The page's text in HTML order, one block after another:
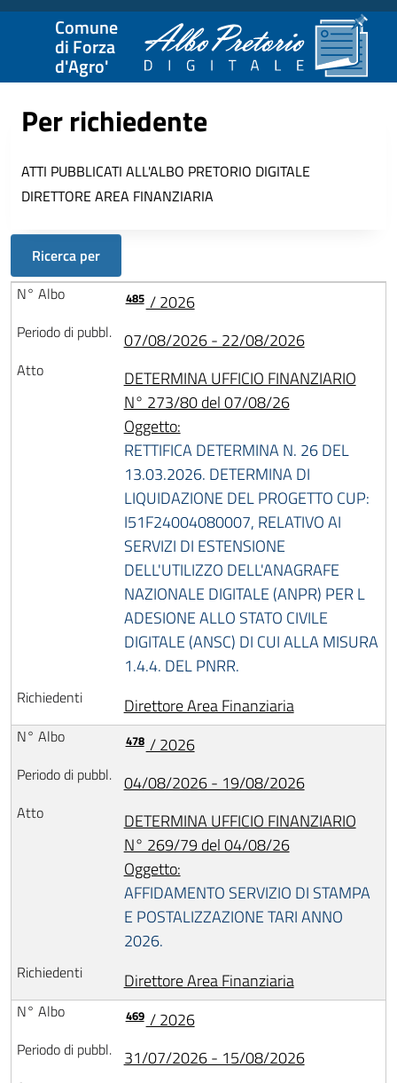
Comune
di Forza
d'Agro'
Per richiedente
ATTI PUBBLICATI ALL'ALBO PRETORIO DIGITALE
DIRETTORE AREA FINANZIARIA
Ricerca per
485 / 2026
07/08/2026 - 22/08/2026
DETERMINA UFFICIO FINANZIARIO
N° 273/80 del 07/08/26
Oggetto:
RETTIFICA DETERMINA N. 26 DEL
13.03.2026. DETERMINA DI
LIQUIDAZIONE DEL PROGETTO CUP:
I51F24004080007, RELATIVO AI
SERVIZI DI ESTENSIONE
DELL'UTILIZZO DELL'ANAGRAFE
NAZIONALE DIGITALE (ANPR) PER L
ADESIONE ALLO STATO CIVILE
DIGITALE (ANSC) DI CUI ALLA MISURA
1.4.4. DEL PNRR.
Direttore Area Finanziaria
478 / 2026
04/08/2026 - 19/08/2026
DETERMINA UFFICIO FINANZIARIO
N° 269/79 del 04/08/26
Oggetto:
AFFIDAMENTO SERVIZIO DI STAMPA
E POSTALIZZAZIONE TARI ANNO
2026.
Direttore Area Finanziaria
469 / 2026
31/07/2026 - 15/08/2026